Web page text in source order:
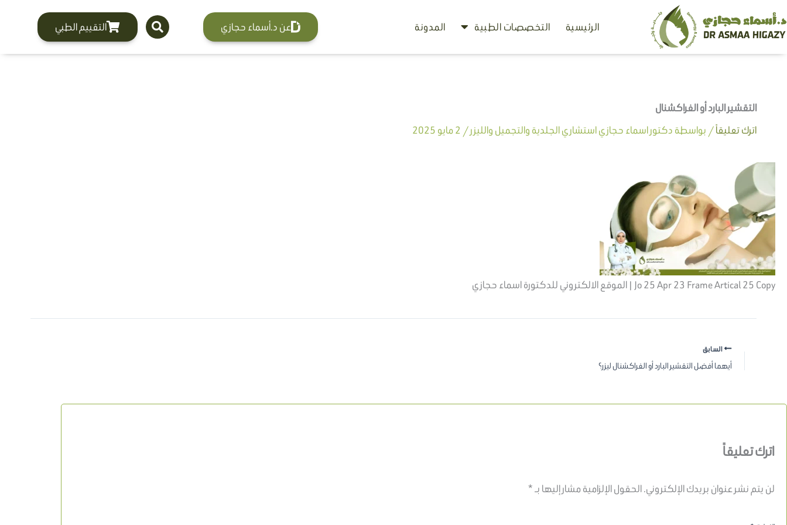
تخطي
إلى
الرئيسية التخصصات الطبية المدونة عن د.أسماء حجازي التقييم الطبي
التقشير البارد أو الفراكشنال
اترك تعليقاً/ بواسطة دكتور اسماء حجازي استشاري الجلدية والتجميل والليزر/ 2 مايو 2025
Jo 25 Apr 23 Frame Artical 25 Copy | الموقع الالكتروني للدكتورة اسماء حجازي
السابق
أيهما أفضل التقشير البارد أو الفراكشنال ليزر؟
اترك تعليقاً
لن يتم نشر عنوان بريدك الإلكتروني.الحقول الإلزامية مشار إليها بـ*